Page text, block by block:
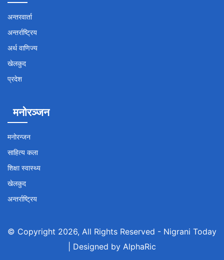
अन्तरवार्ता
अन्तर्राष्ट्रिय
अर्थ वाणिज्य
खेलकुद
प्रदेश
मनोरञ्जन
मनोरन्जन
साहित्य कला
शिक्षा स्वास्थ्य
खेलकुद
अन्तर्राष्ट्रिय
© Copyright 2026, All Rights Reserved - Nigrani Today
| Designed by AlphaRic